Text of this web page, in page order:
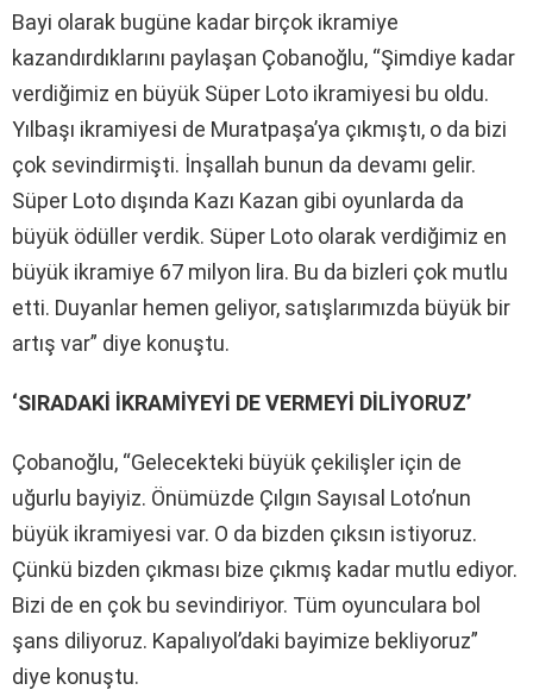
Bayi olarak bugüne kadar birçok ikramiye
kazandırdıklarını paylaşan Çobanoğlu, “Şimdiye kadar
verdiğimiz en büyük Süper Loto ikramiyesi bu oldu.
Yılbaşı ikramiyesi de Muratpaşa’ya çıkmıştı, o da bizi
çok sevindirmişti. İnşallah bunun da devamı gelir.
Süper Loto dışında Kazı Kazan gibi oyunlarda da
büyük ödüller verdik. Süper Loto olarak verdiğimiz en
büyük ikramiye 67 milyon lira. Bu da bizleri çok mutlu
etti. Duyanlar hemen geliyor, satışlarımızda büyük bir
artış var” diye konuştu.
‘SIRADAKİ İKRAMİYEYİ DE VERMEYİ DİLİYORUZ’
Çobanoğlu, “Gelecekteki büyük çekilişler için de
uğurlu bayiyiz. Önümüzde Çılgın Sayısal Loto’nun
büyük ikramiyesi var. O da bizden çıksın istiyoruz.
Çünkü bizden çıkması bize çıkmış kadar mutlu ediyor.
Bizi de en çok bu sevindiriyor. Tüm oyunculara bol
şans diliyoruz. Kapalıyol’daki bayimize bekliyoruz”
diye konuştu.